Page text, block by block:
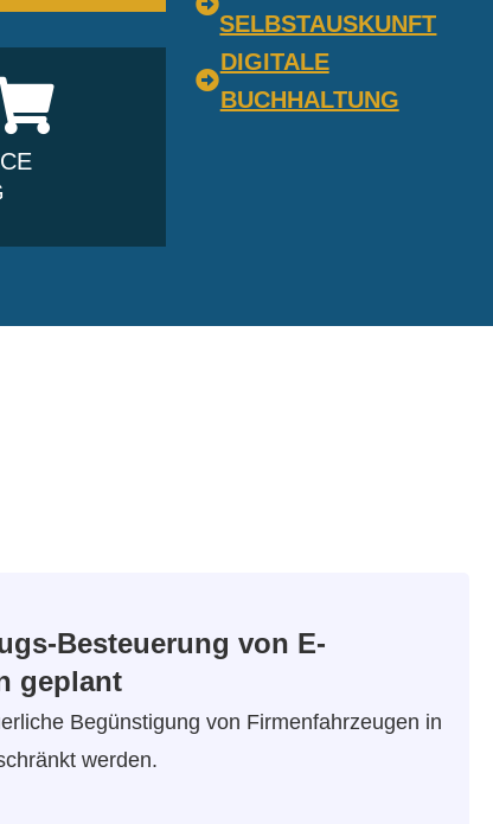
SELBSTAUSKUNFT
DIGITALE
BUCHHALTUNG
Besteuerung von E-
geplant
Begünstigung von Firmenfahrzeugen in
werden.